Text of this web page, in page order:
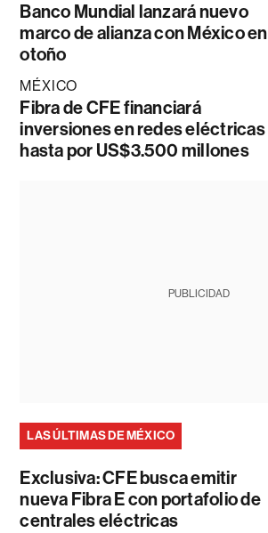
Banco Mundial lanzará nuevo
marco de alianza con México en
otoño
MÉXICO
Fibra de CFE financiará
inversiones en redes eléctricas
hasta por US$3.500 millones
PUBLICIDAD
LAS ÚLTIMAS DE MÉXICO
Exclusiva: CFE busca emitir
nueva Fibra E con portafolio de
centrales eléctricas